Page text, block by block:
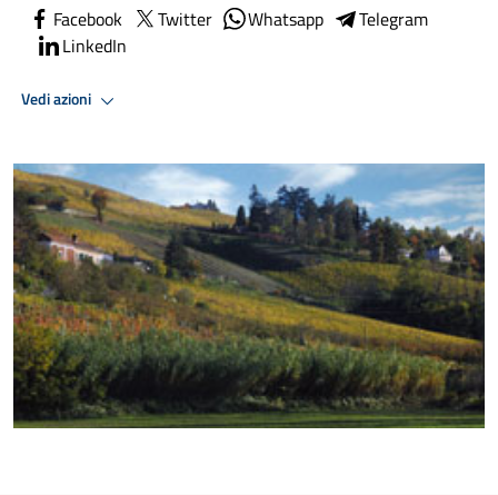
Facebook Twitter Whatsapp
Telegram
LinkedIn
Vedi azioni